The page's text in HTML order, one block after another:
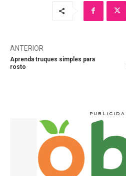
ANTERIOR
Aprenda truques simples para
rosto